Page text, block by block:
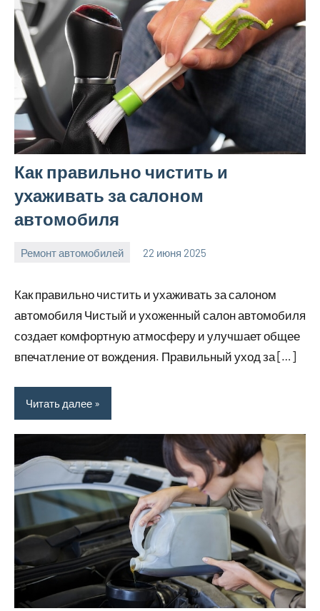
Как правильно чистить и
ухаживать за салоном
автомобиля
Ремонт автомобилей 22 июня 2025
Как правильно чистить и ухаживать за салоном
автомобиля Чистый и ухоженный салон автомобиля
создает комфортную атмосферу и улучшает общее
впечатление от вождения. Правильный уход за […]
Читать далее